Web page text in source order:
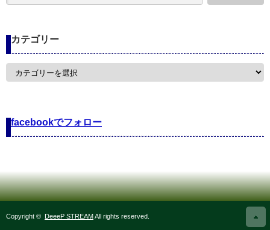
カテゴリー
カ
facebookでフォロー
Copyright © DeeeP STREAMAll rights reserved.